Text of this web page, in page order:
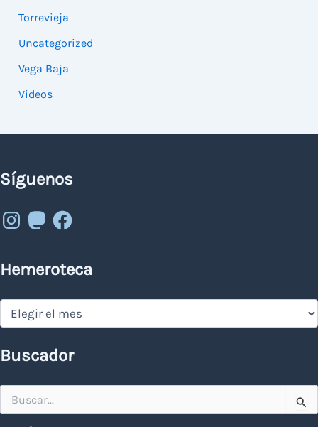
Torrevieja
Uncategorized
Vega Baja
Videos
Síguenos
Instagram
MastodonFacebook
Hemeroteca
Hemeroteca
Buscador
por: